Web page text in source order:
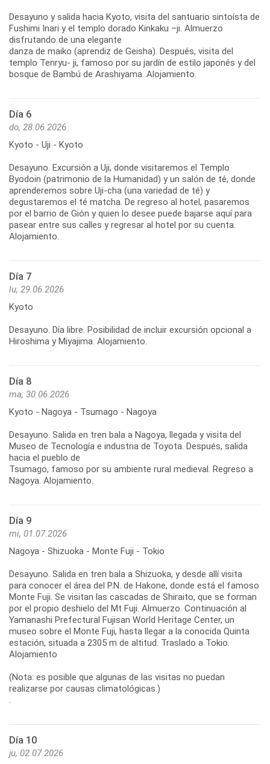
Desayuno y salida hacia Kyoto, visita del santuario sintoísta de
Fushimi Inari y el templo dorado Kinkaku –ji. Almuerzo
disfrutando de una elegante
danza de maiko (aprendiz de Geisha). Después, visita del
templo Tenryu- ji, famoso por su jardín de estilo japonés y del
bosque de Bambú de Arashiyama. Alojamiento.
Día 6
do, 28.06.2026
Kyoto - Uji - Kyoto
Desayuno. Excursión a Uji, donde visitaremos el Templo
Byodoin (patrimonio de la Humanidad) y un salón de té, donde
aprenderemos sobre Uji-cha (una variedad de té) y
degustaremos el té matcha. De regreso al hotel, pasaremos
por el barrio de Gión y quien lo desee puede bajarse aquí para
pasear entre sus calles y regresar al hotel por su cuenta.
Alojamiento.
Día 7
lu, 29.06.2026
Kyoto
Desayuno. Día libre. Posibilidad de incluir excursión opcional a
Hiroshima y Miyajima. Alojamiento.
Día 8
ma, 30.06.2026
Kyoto - Nagoya - Tsumago - Nagoya
Desayuno. Salida en tren bala a Nagoya, llegada y visita del
Museo de Tecnología e industria de Toyota. Después, salida
hacia el pueblo de
Tsumago, famoso por su ambiente rural medieval. Regreso a
Nagoya. Alojamiento.
Día 9
mi, 01.07.2026
Nagoya - Shizuoka - Monte Fuji - Tokio
Desayuno. Salida en tren bala a Shizuoka, y desde allí visita
para conocer el área del P.N. de Hakone, donde está el famoso
Monte Fuji. Se visitan las cascadas de Shiraito, que se forman
por el propio deshielo del Mt Fuji. Almuerzo. Continuación al
Yamanashi Prefectural Fujisan World Heritage Center, un
museo sobre el Monte Fuji, hasta llegar a la conocida Quinta
estación, situada a 2305 m de altitud. Traslado a Tokio.
Alojamiento
(Nota: es posible que algunas de las visitas no puedan
realizarse por causas climatológicas.)
Día 10
ju, 02.07.2026